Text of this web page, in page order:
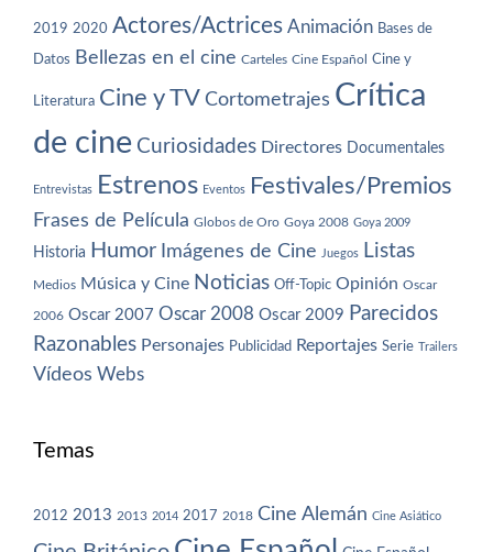
2019 2020 Actores/Actrices Animación Bases de
Datos Bellezas en el cine Carteles Cine Español Cine y
Literatura Cine y TV Cortometrajes Crítica
de cine Curiosidades Directores Documentales
Entrevistas Estrenos Eventos Festivales/Premios
Frases de Película Globos de Oro Goya 2008 Goya 2009
Historia Humor Imágenes de Cine Juegos Listas
Medios Música y Cine Noticias Off-Topic Opinión Oscar
2006 Oscar 2007 Oscar 2008 Oscar 2009 Parecidos
Razonables Personajes Publicidad Reportajes Serie Trailers
Vídeos Webs
Temas
2012 2013 2013 2014 2017 2018 Cine Alemán Cine Asiático